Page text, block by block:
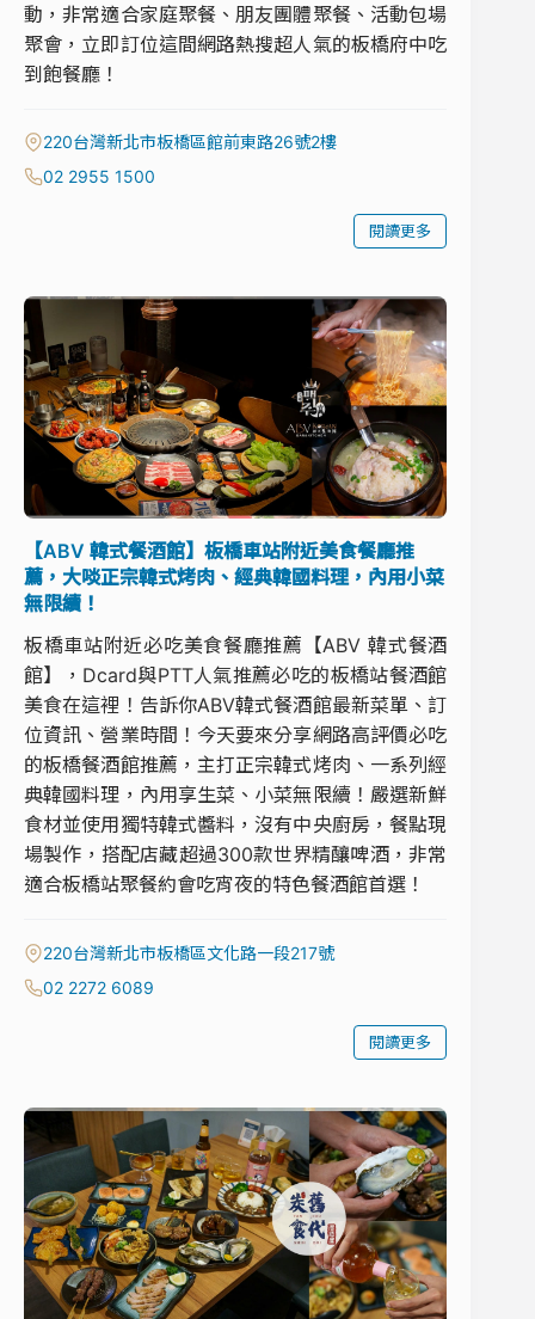
動，非常適合家庭聚餐、朋友團體聚餐、活動包場
聚會，立即訂位這間網路熱搜超人氣的板橋府中吃
到飽餐廳！
220台灣新北市板橋區館前東路26號2樓
02 2955 1500
閱讀更多
【ABV 韓式餐酒館】板橋車站附近美食餐廳推
薦，大啖正宗韓式烤肉、經典韓國料理，內用小菜
無限續！
板橋車站附近必吃美食餐廳推薦【ABV 韓式餐酒
館】，Dcard與PTT人氣推薦必吃的板橋站餐酒館
美食在這裡！告訴你ABV韓式餐酒館最新菜單、訂
位資訊、營業時間！今天要來分享網路高評價必吃
的板橋餐酒館推薦，主打正宗韓式烤肉、一系列經
典韓國料理，內用享生菜、小菜無限續！嚴選新鮮
食材並使用獨特韓式醬料，沒有中央廚房，餐點現
場製作，搭配店藏超過300款世界精釀啤酒，非常
適合板橋站聚餐約會吃宵夜的特色餐酒館首選！
220台灣新北市板橋區文化路一段217號
02 2272 6089
閱讀更多